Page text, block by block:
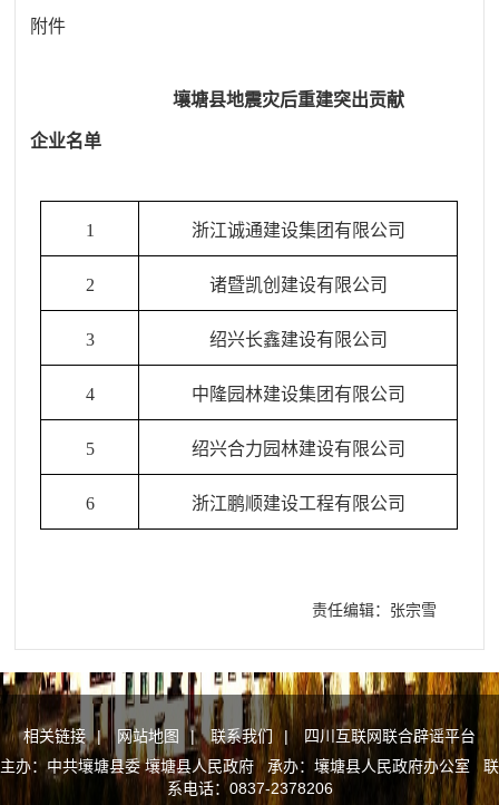
附件
壤塘县地震灾后重建突出贡献
企业名单
1 浙江诚通建设集团有限公司
2 诸暨凯创 建设有限公司
3 绍兴长鑫建设有限公司
4 中隆园林建设集团有限公司
5 绍兴合力园林建设有限公司
6 浙江鹏顺建设工程有限公司
责任编辑：张宗雪
相关链接 | 网站地图 | 联系我们 |
四川互联网联合辟谣平台
主办：中共壤塘县委 壤塘县人民政府 承办：壤塘县人民政府办公室 联
系电话：0837-2378206